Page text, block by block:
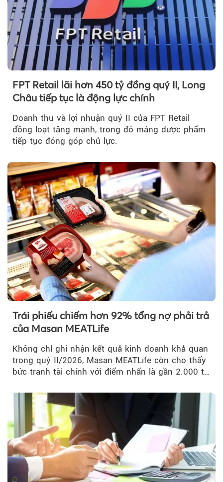
FPT Retail lãi hơn 450 tỷ đồng quý II, Long
Châu tiếp tục là động lực chính
Doanh thu và lợi nhuận quý II của FPT Retail
đồng loạt tăng mạnh, trong đó mảng dược phẩm
tiếp tục đóng góp chủ lực.
Trái phiếu chiếm hơn 92% tổng nợ phải trả
của Masan MEATLife
Không chỉ ghi nhận kết quả kinh doanh khả quan
trong quý II/2026, Masan MEATLife còn cho thấy
bức tranh tài chính với điểm nhấn là gần 2.000 tỷ